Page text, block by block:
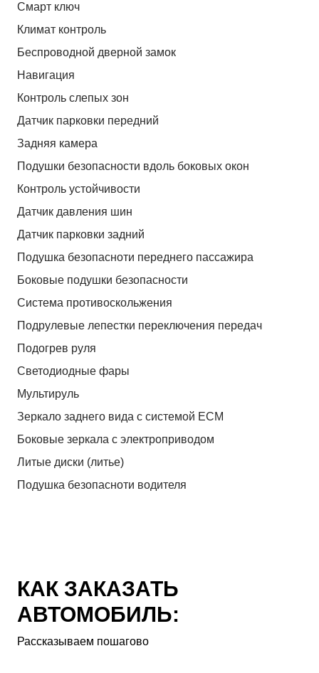
Смарт ключ
Климат контроль
Беспроводной дверной замок
Навигация
Контроль слепых зон
Датчик парковки передний
Задняя камера
Подушки безопасности вдоль боковых окон
Контроль устойчивости
Датчик давления шин
Датчик парковки задний
Подушка безопасноти переднего пассажира
Боковые подушки безопасности
Система противоскольжения
Подрулевые лепестки переключения передач
Подогрев руля
Светодиодные фары
Мультируль
Зеркало заднего вида с системой ЕСМ
Боковые зеркала с электроприводом
Литые диски (литье)
Подушка безопасноти водителя
КАК ЗАКАЗАТЬ
АВТОМОБИЛЬ:
Рассказываем пошагово